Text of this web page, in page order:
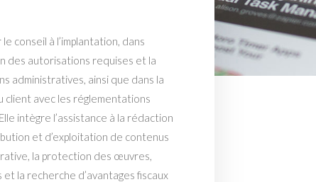
conseil à l’implantation, dans
des autorisations requises et la
administratives, ainsi que dans la
client avec les réglementations
intègre l’assistance à la rédaction
et d’exploitation de contenus
la protection des œuvres,
la recherche d’avantages fiscaux